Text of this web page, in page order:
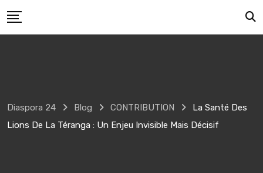
to
Diaspora 24 Blog CONTRIBUTION
La Santé Des
Lions De La Téranga : Un Enjeu Invisible Mais Décisif